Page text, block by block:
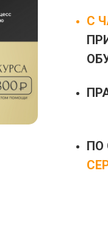
С
ПО